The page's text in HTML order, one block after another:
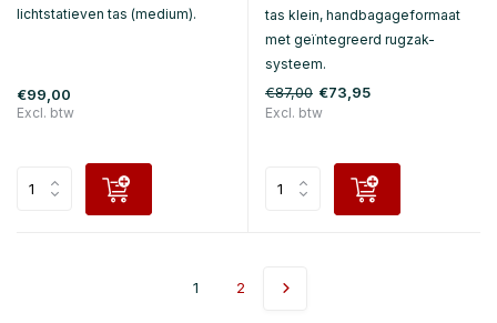
lichtstatieven tas (medium).
€99,00
Excl. btw
tas klein, handbagageformaat
met geïntegreerd rugzak-
systeem.
€87,00 €73,95
Excl. btw
1 2